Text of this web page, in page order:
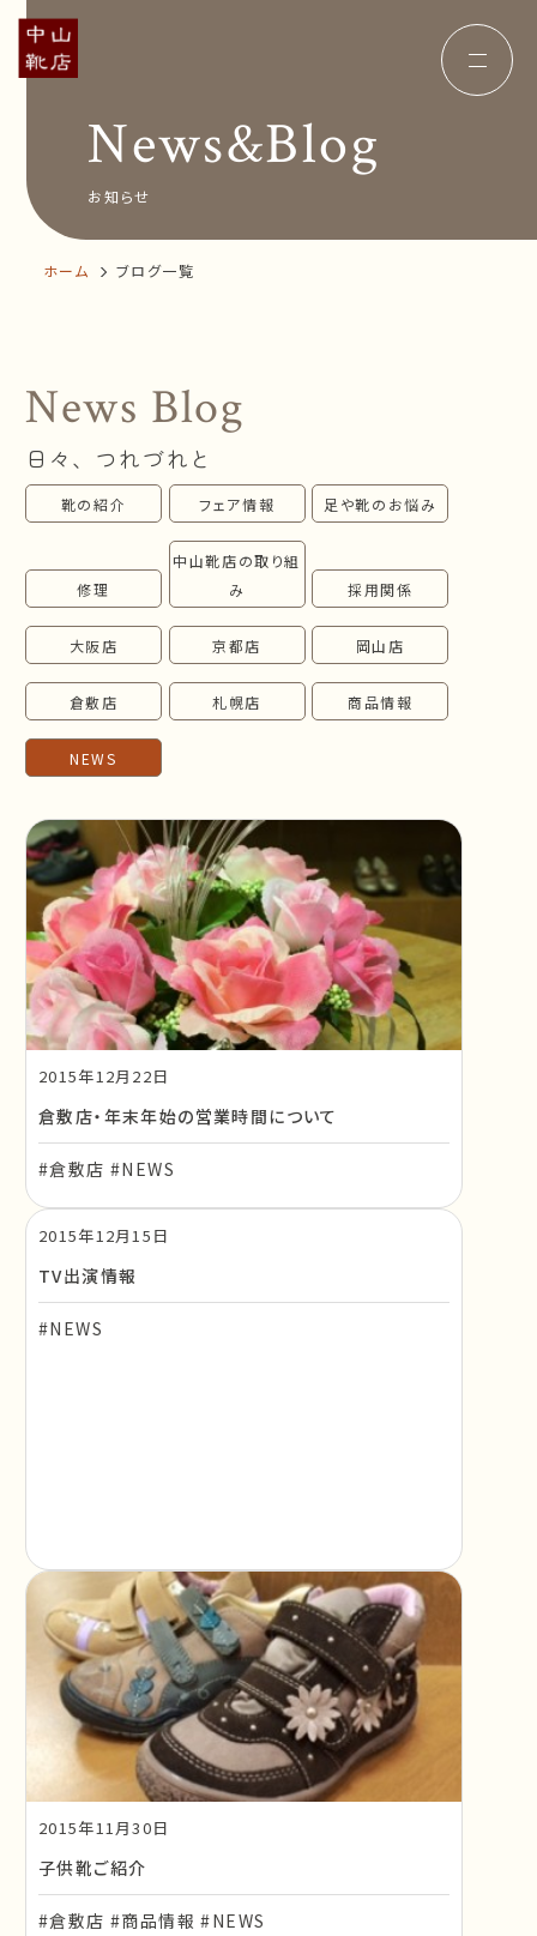
Concept コンセプト
Insole オーダー中敷き
News&Blog
Company
オンラインショップ
お問い合わせ
follow us!
News&Blog
お知らせ
ホーム ブログ一覧
News Blog
日々、つれづれと
靴の紹介 フェア情報 足や靴のお悩み
修理
中山靴店の取り組
み
採用関係
大阪店 京都店 岡山店
倉敷店 札幌店 商品情報
NEWS
2015年12月22日
倉敷店・年末年始の営業時間について
#倉敷店 #NEWS
2015年12月15日
TV出演情報
#NEWS
2015年11月30日
子供靴ご紹介
#倉敷店 #商品情報 #NEWS